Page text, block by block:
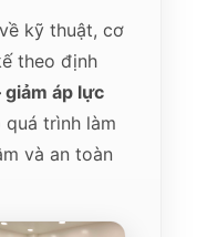
kỹ thuật, cơ
theo định
giảm áp lực
quá trình làm
và an toàn